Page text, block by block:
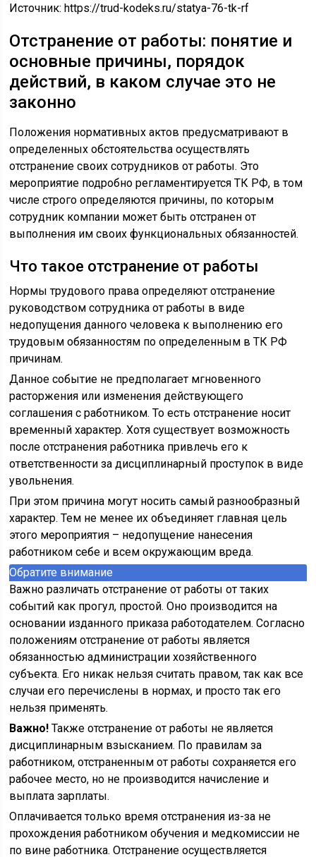
Источник:https://trud-kodeks.ru/statya-76-tk-rf
Отстранение от работы: понятие и
основные причины, порядок
действий, в каком случае это не
законно
Положения нормативных актов предусматривают в
определенных обстоятельства осуществлять
отстранение своих сотрудников от работы. Это
мероприятие подробно регламентируется ТК РФ, в том
числе строго определяются причины, по которым
сотрудник компании может быть отстранен от
выполнения им своих функциональных обязанностей.
Что такое отстранение от работы
Нормы трудового права определяют отстранение
руководством сотрудника от работы в виде
недопущения данного человека к выполнению его
трудовым обязанностям по определенным в ТК РФ
причинам.
Данное событие не предполагает мгновенного
расторжения или изменения действующего
соглашения с работником. То есть отстранение носит
временный характер. Хотя существует возможность
после отстранения работника привлечь его к
ответственности за дисциплинарный проступок в виде
увольнения.
При этом причина могут носить самый разнообразный
характер. Тем не менее их объединяет главная цель
этого мероприятия – недопущение нанесения
работником себе и всем окружающим вреда.
Обратите внимание
Важно различать отстранение от работы от таких
событий как прогул, простой. Оно производится на
основании изданного приказа работодателем. Согласно
положениям отстранение от работы является
обязанностью администрации хозяйственного
субъекта. Его никак нельзя считать правом, так как все
случаи его перечислены в нормах, и просто так его
нельзя применять.
Важно! Также отстранение от работы не является
дисциплинарным взысканием. По правилам за
работником, отстраненным от работы сохраняется его
рабочее место, но не производится начисление и
выплата зарплаты.
Оплачивается только время отстранения из-за не
прохождения работником обучения и медкомиссии не
по вине работника. Отстранение осуществляется